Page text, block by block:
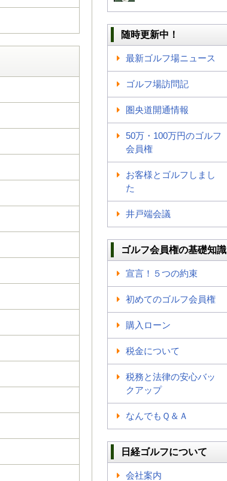
随時更新中！
最新ゴルフ場ニュース
ゴルフ場訪問記
圏央道開通情報
50万・100万円のゴルフ
会員権
お客様とゴルフしまし
た
井戸端会議
ゴルフ会員権の基礎知識
宣言！５つの約束
初めてのゴルフ会員権
購入ローン
税金について
税務と法律の安心バッ
クアップ
なんでもＱ＆Ａ
日経ゴルフについて
会社案内